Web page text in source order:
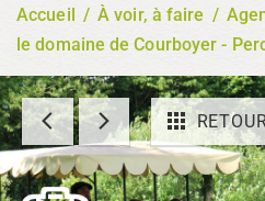
Accueil / À voir, à faire /
le domaine de Courboyer -